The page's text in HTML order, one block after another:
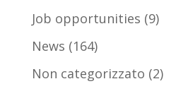
Job opportunities (9)
News (164)
Non categorizzato (2)